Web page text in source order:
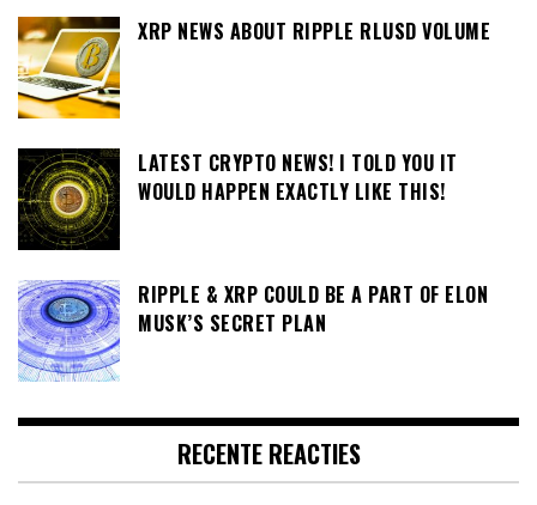
XRP NEWS ABOUT RIPPLE RLUSD VOLUME
LATEST CRYPTO NEWS! I TOLD YOU IT
WOULD HAPPEN EXACTLY LIKE THIS!
RIPPLE & XRP COULD BE A PART OF ELON
MUSK’S SECRET PLAN
RECENTE REACTIES